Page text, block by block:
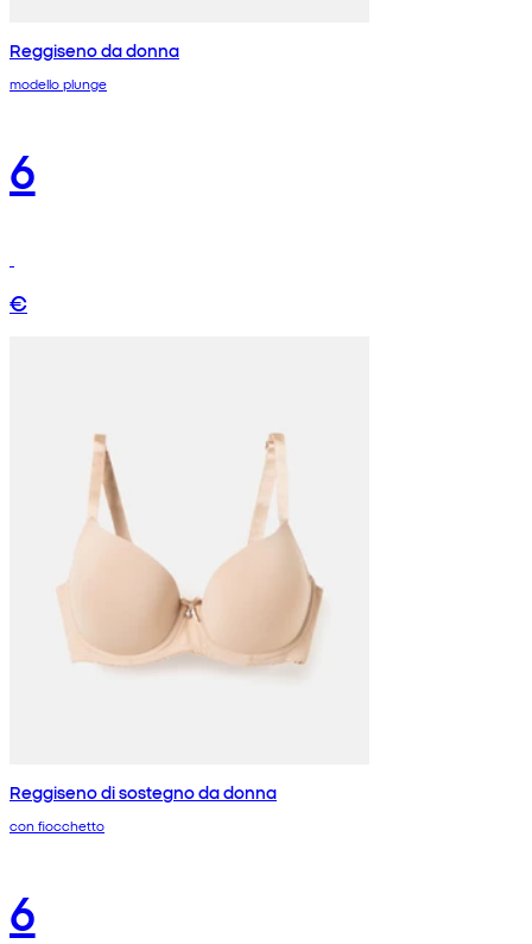
Reggiseno da donna
modello plunge
6
€
Reggiseno di sostegno da donna
con fiocchetto
6